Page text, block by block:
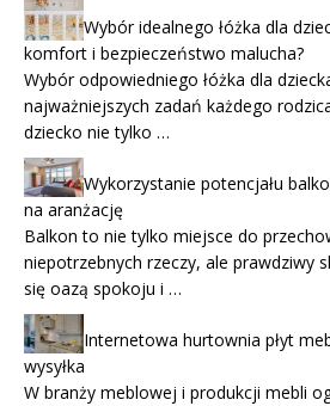
Wybór idealnego łóżka dla
komfort i bezpieczeństwo malucha?
Wybór odpowiedniego łóżka dla
najważniejszych zadań każdego
dziecko nie tylko …
Wykorzystanie potencjału
na aranżację
Balkon to nie tylko miejsce do
niepotrzebnych rzeczy, ale prawdziwy
się oazą spokoju i …
Internetowa hurtownia płyt
wysyłka
W branży meblowej i produkcji mebli